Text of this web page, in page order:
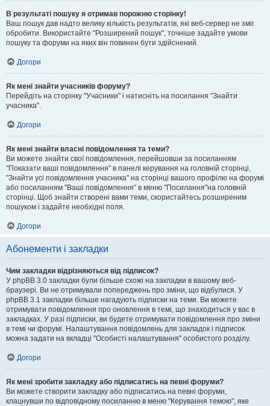
В результаті пошуку я отримав порожню сторінку!
Ваш пошук дав надто велику кількість результатів, які веб-сервер не зміг
обробити. Використайте "Розширений пошук", точніше задайте умови
пошуку та форуми на яких він повинен бути здійснений.
Догори
Як мені знайти учасників форуму?
Перейдіть на сторінку "Учасники" і натисніть на посилання "Знайти
учасника".
Догори
Як мені знайти власні повідомлення та теми?
Ви можете знайти свої повідомлення, перейшовши за посиланням
"Показати ваші повідомлення" в панелі керування на головній сторінці,
"Знайти усі повідомлення учасника" на сторінці вашого профілю на форумі
або посиланням "Ваші повідомлення" в меню "Посилання"на головній
сторінці. Щоб знайти створені вами теми, скористайтесь розширеним
пошуком і задайте необхідні поля.
Догори
Абонементи і закладки
Чим закладки відрізняються від підписок?
У phpBB 3.0 закладки були більше схожі на закладки в вашому веб-
браузері. Ви не отримували попереджень про зміни, що відбулися. У
phpBB 3.1 закладки більше нагадують підписки на теми. Ви можете
отримувати повідомлення про оновлення в темі, що знаходиться у вас в
закладках. У разі підписки, ви будете отримувати повідомлення про зміни
в темі чи форумі. Налаштування повідомлень для закладок і підписок
можна задати на вкладці "Особисті налаштування" особистого розділу.
Догори
Як мені зробити закладку або підписатись на певні форуми?
Ви можете створити закладку або підписатись на певні форуми,
клацнувши по відповідному посиланню в меню "Керування темою", яке